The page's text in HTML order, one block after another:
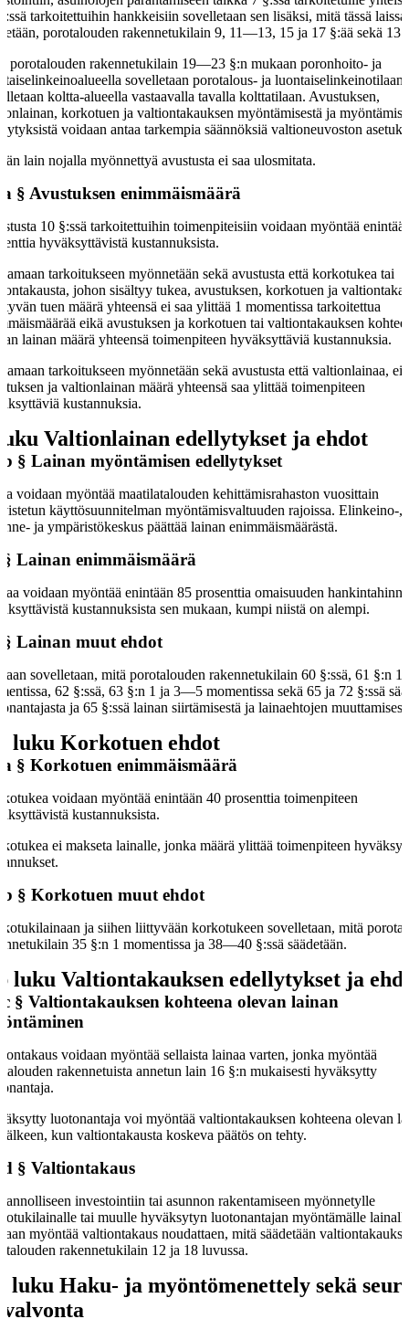
tarkoitettuihin hankkeisiin sovelletaan sen lisäksi, mitä tässä laissa
porotalouden rakennetukilain 9, 11—13, 15 ja 17 §:ää sekä 13
porotalouden rakennetukilain 19—23 §:n mukaan poronhoito- ja
sovelletaan porotalous- ja luontaiselinkeinotilaan,
koltta-alueella vastaavalla tavalla kolttatilaan. Avustuksen,
korkotuen ja valtiontakauksen myöntämisestä ja
voidaan antaa tarkempia säännöksiä valtioneuvoston
lain nojalla myönnettyä avustusta ei saa ulosmitata.
§ Avustuksen enimmäismäärä
10 §:ssä tarkoitettuihin toimenpiteisiin voidaan myöntää
hyväksyttävistä kustannuksista.
samaan tarkoitukseen myönnetään sekä avustusta että korkotukea tai
johon sisältyy tukea, avustuksen, korkotuen ja
tuen määrä yhteensä ei saa ylittää 1 momentissa tarkoitettua
eikä avustuksen ja korkotuen tai valtiontakauksen
lainan määrä yhteensä toimenpiteen hyväksyttäviä kustannuksia.
samaan tarkoitukseen myönnetään sekä avustusta että valtionlainaa, ei
ja valtionlainan määrä yhteensä saa ylittää toimenpiteen
kustannuksia.
Valtionlainan edellytykset ja ehdot
§ Lainan myöntämisen edellytykset
voidaan myöntää maatilatalouden kehittämisrahaston vuosittain
käyttösuunnitelman myöntämisvaltuuden rajoissa. Elinkeino-,
ja ympäristökeskus päättää lainan enimmäismäärästä.
Lainan enimmäismäärä
voidaan myöntää enintään 85 prosenttia omaisuuden
kustannuksista sen mukaan, kumpi niistä on alempi.
Lainan muut ehdot
sovelletaan, mitä porotalouden rakennetukilain 60 §:ssä, 61 §:n
62 §:ssä, 63 §:n 1 ja 3—5 momentissa sekä 65 ja 72 §:ssä
ja 65 §:ssä lainan siirtämisestä ja lainaehtojen
luku Korkotuen ehdot
§ Korkotuen enimmäismäärä
voidaan myöntää enintään 40 prosenttia toimenpiteen
kustannuksista.
ei makseta lainalle, jonka määrä ylittää toimenpiteen
§ Korkotuen muut ehdot
ja siihen liittyvään korkotukeen sovelletaan, mitä
35 §:n 1 momentissa ja 38—40 §:ssä säädetään.
luku Valtiontakauksen edellytykset ja
§ Valtiontakauksen kohteena olevan lainan
voidaan myöntää sellaista lainaa varten, jonka myöntää
rakennetuista annetun lain 16 §:n mukaisesti hyväksytty
luotonantaja voi myöntää valtiontakauksen kohteena olevan
jälkeen, kun valtiontakausta koskeva päätös on tehty.
§ Valtiontakaus
investointiin tai asunnon rakentamiseen myönnetylle
tai muulle hyväksytyn luotonantajan myöntämälle
myöntää valtiontakaus noudattaen, mitä säädetään
rakennetukilain 12 ja 18 luvussa.
luku Haku- ja myöntömenettely sekä